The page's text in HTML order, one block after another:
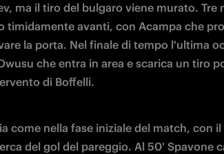
ma il tiro del bulgaro viene murato.
timidamente avanti, con Acampa che
la porta. Nel finale di tempo l'ultima
che entra in area e scarica un tiro
di Boffelli.
come nella fase iniziale del match, con
del gol del pareggio. Al 50' Spavone